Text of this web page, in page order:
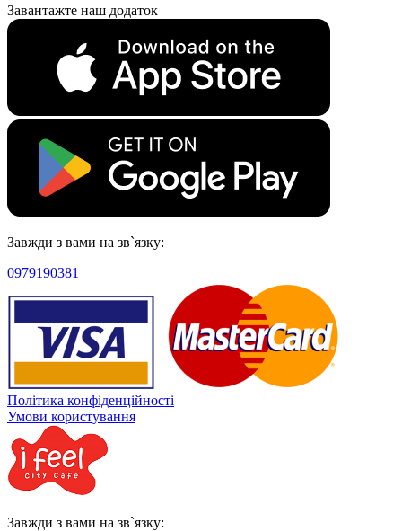
Завантажте наш додаток
Завжди з вами на зв`язку:
0979190381
Політика конфіденційності
Умови користування
Завжди з вами на зв`язку: